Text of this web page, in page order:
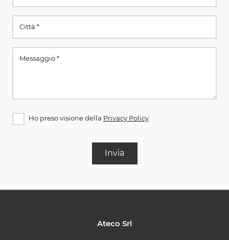
Ho preso visione della Privacy Policy
Invia
Ateco Srl